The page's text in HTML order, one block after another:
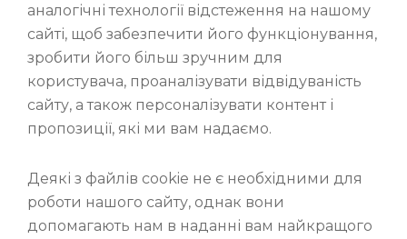
аналогічні технології відстеження на нашому
сайті, щоб забезпечити його функціонування,
зробити його більш зручним для
користувача, проаналізувати відвідуваність
сайту, а також персоналізувати контент і
пропозиції, які ми вам надаємо.
Деякі з файлів cookie не є необхідними для
роботи нашого сайту, однак вони
допомагають нам в наданні вам найкращого